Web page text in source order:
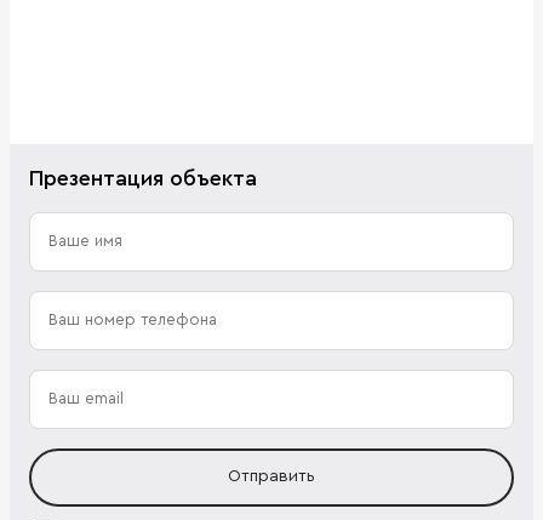
Презентация объекта
Отправить